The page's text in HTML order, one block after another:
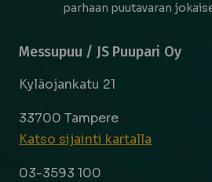
parhaan puutavaran
Messupuu / JS Puupari Oy
Kyläojankatu 21
33700 Tampere
Katso sijainti kartalla
03-3593 100